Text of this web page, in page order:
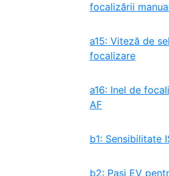
focalizării
a15: Viteză de
focalizare
a16: Inel de
AF
b1: Sensibilitate
b2: Pași EV